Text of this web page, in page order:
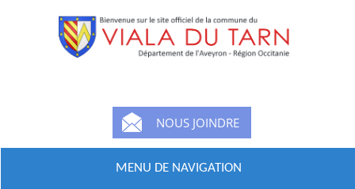
NOUS JOINDRE
MENU DE NAVIGATION